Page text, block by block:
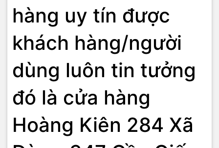
hàng uy tín được
khách hàng/người
dùng luôn tin tưởng
đó là cửa hàng
Hoàng Kiên 284 Xã